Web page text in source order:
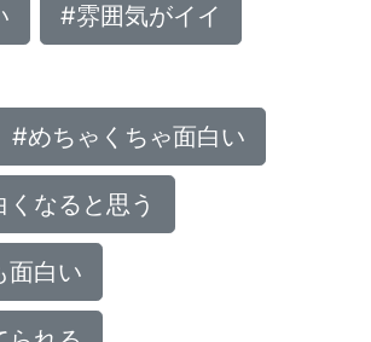
#雰囲気がイイ
#めちゃくちゃ面白い
なると思う
面白い